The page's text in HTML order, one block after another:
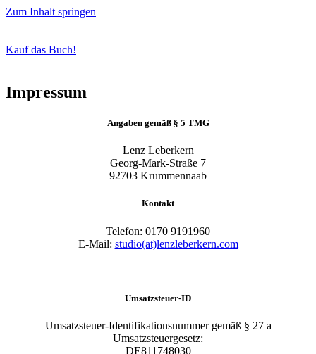
Zum Inhalt springen
Kauf das Buch!
Impressum
Angaben gemäß § 5 TMG
Lenz Leberkern
Georg-Mark-Straße 7
92703 Krummennaab
Kontakt
Telefon: 0170 9191960
E-Mail: studio(at)lenzleberkern.com
Umsatzsteuer-ID
Umsatzsteuer-Identifikationsnummer gemäß § 27 a
Umsatzsteuergesetz:
DE811748030